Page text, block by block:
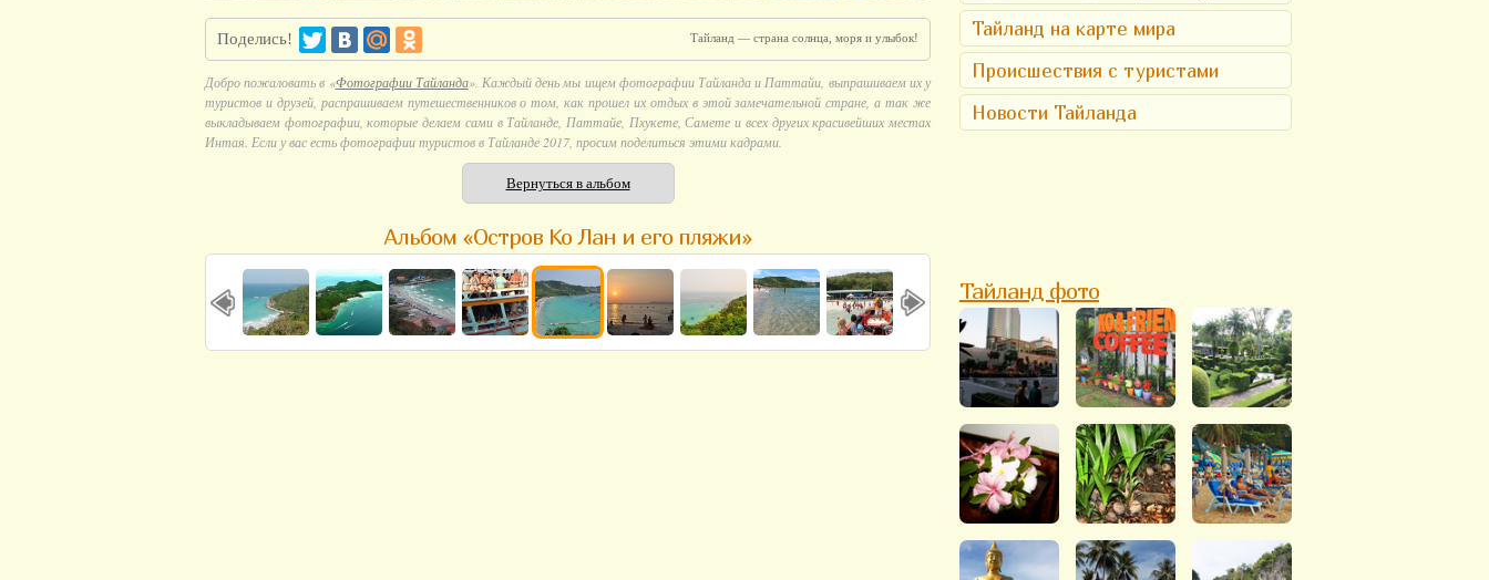
Поделись! Тайланд — страна солнца, моря и улыбок!
Добро пожаловать в «Фотографии Тайланда». Каждый день мы ищем фотографии Тайланда и Паттайи, выпрашиваем их у
туристов и друзей, распрашиваем путешественников о том, как прошел их отдых в этой замечательной стране, а так же
выкладываем фотографии, которые делаем сами в Тайланде, Паттайе, Пхукете, Самете и всех других красивейших местах
Интая. Если у вас есть фотографии туристов в Тайланде 2017, просим поделиться этими кадрами.
Вернуться в альбом
Альбом «Остров Ко Лан и его пляжи»
Тайланд на карте мира
Происшествия с туристами
Новости Тайланда
Тайланд фото